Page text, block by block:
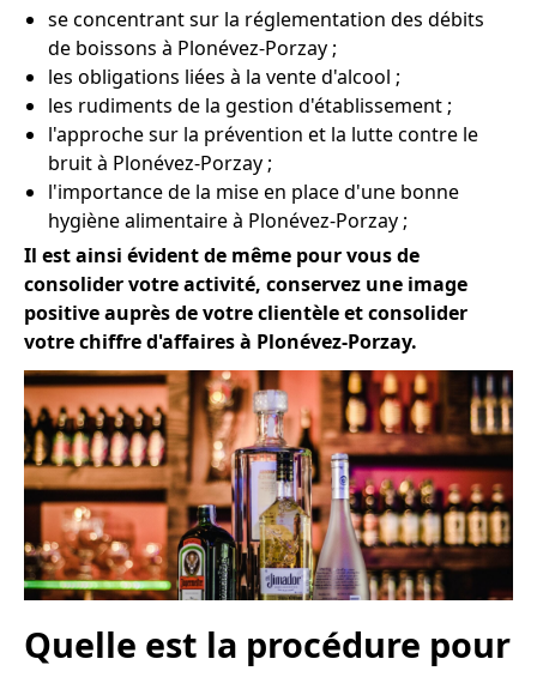
se concentrant sur la réglementation des débits
de boissons à Plonévez-Porzay ;
les obligations liées à la vente d'alcool ;
les rudiments de la gestion d'établissement ;
l'approche sur la prévention et la lutte contre le
bruit à Plonévez-Porzay ;
l'importance de la mise en place d'une bonne
hygiène alimentaire à Plonévez-Porzay ;
Il est ainsi évident de même pour vous de
consolider votre activité, conservez une image
positive auprès de votre clientèle et consolider
votre chiffre d'affaires à Plonévez-Porzay.
Quelle est la procédure pour